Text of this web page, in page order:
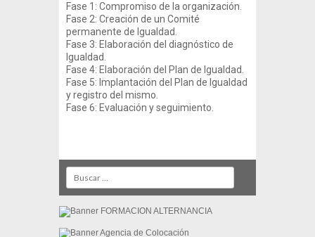
Fase 1: Compromiso de la organización.
Fase 2: Creación de un Comité
permanente de Igualdad.
Fase 3: Elaboración del diagnóstico de
Igualdad.
Fase 4: Elaboración del Plan de Igualdad.
Fase 5: Implantación del Plan de Igualdad
y registro del mismo.
Fase 6: Evaluación y seguimiento.